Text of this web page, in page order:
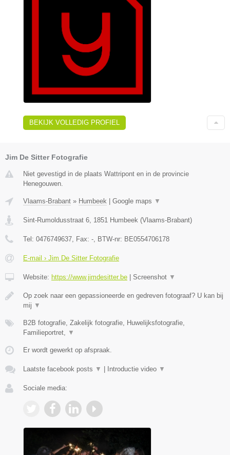
BEKIJK VOLLEDIG PROFIEL
Jim De Sitter Fotografie
Niet gevestigd in de plaats Wattripont en in de provincie
Henegouwen.
Vlaams-Brabant » Humbeek Google maps ▼
Sint-Rumoldusstraat 6 1851 Humbeek (Vlaams-Brabant)
Tel: 0476749637 , Fax: - , BTW-nr: BE0554706178
E-mail › Jim De Sitter Fotografie
Website: https://www.jimdesitter.be Screenshot ▼
Op zoek naar een gepassioneerde en gedreven fotograaf? U kan bij
mij ▼
B2B fotografie, Zakelijk fotografie, Huwelijksfotografie,
Familieportret,
▼
Er wordt gewerkt op afspraak.
Laatste facebook posts ▼ Introductie video ▼
Sociale media: